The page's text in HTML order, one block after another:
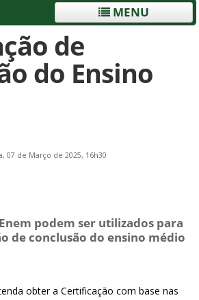
MENU
de
do Ensino
07 de Março de 2025, 16h30
podem ser utilizados para
de conclusão do ensino médio
obter a Certificação com base nas